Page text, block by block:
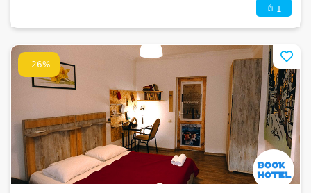
1
-26%